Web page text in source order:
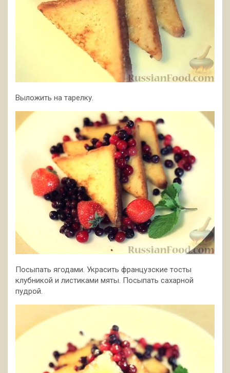
Выложить на тарелку.
Посыпать ягодами. Украсить французские тосты
клубникой и листиками мяты. Посыпать сахарной
пудрой.